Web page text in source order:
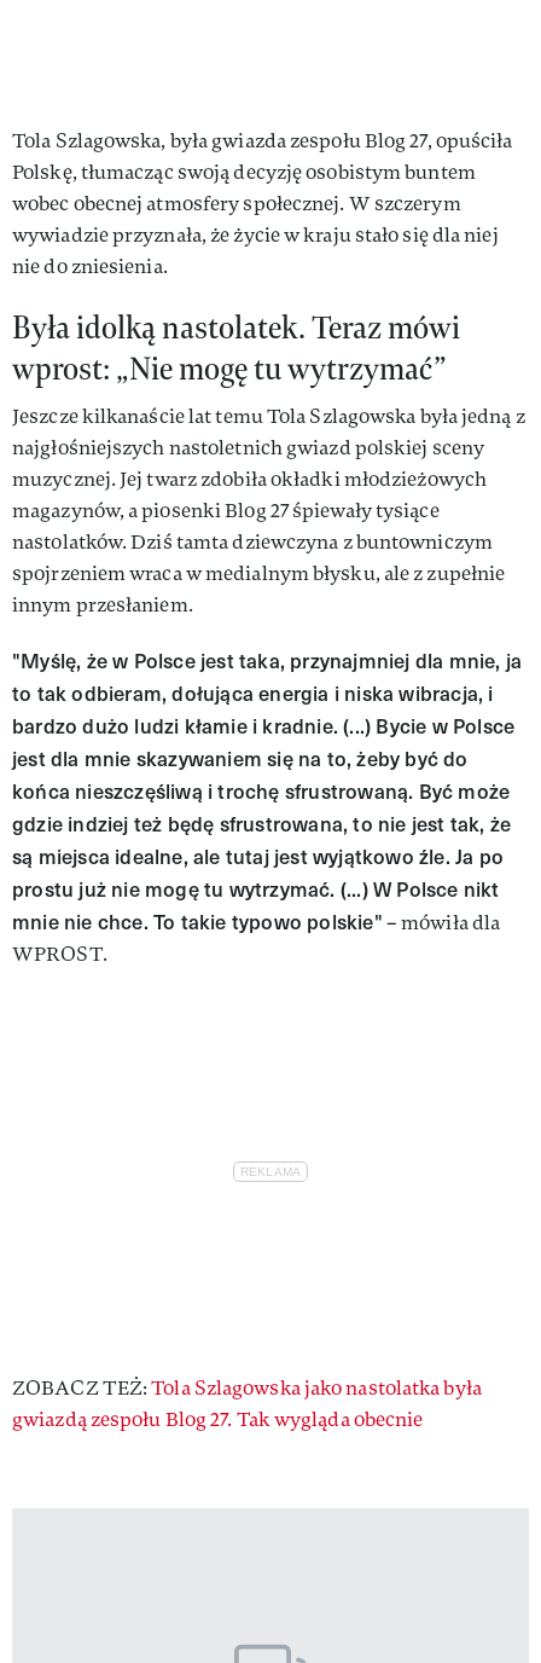
Tola Szlagowska, była gwiazda zespołu Blog 27, opuściła
Polskę, tłumacząc swoją decyzję osobistym buntem
wobec obecnej atmosfery społecznej. W szczerym
wywiadzie przyznała, że życie w kraju stało się dla niej
nie do zniesienia.
Była idolką nastolatek. Teraz mówi
wprost: „Nie mogę tu wytrzymać”
Jeszcze kilkanaście lat temu Tola Szlagowska była jedną z
najgłośniejszych nastoletnich gwiazd polskiej sceny
muzycznej. Jej twarz zdobiła okładki młodzieżowych
magazynów, a piosenki Blog 27 śpiewały tysiące
nastolatków. Dziś tamta dziewczyna z buntowniczym
spojrzeniem wraca w medialnym błysku, ale z zupełnie
innym przesłaniem.
"Myślę, że w Polsce jest taka, przynajmniej dla mnie, ja
to tak odbieram, dołująca energia i niska wibracja, i
bardzo dużo ludzi kłamie i kradnie. (...) Bycie w Polsce
jest dla mnie skazywaniem się na to, żeby być do
końca nieszczęśliwą i trochę sfrustrowaną. Być może
gdzie indziej też będę sfrustrowana, to nie jest tak, że
są miejsca idealne, ale tutaj jest wyjątkowo źle. Ja po
prostu już nie mogę tu wytrzymać. (...) W Polsce nikt
mnie nie chce. To takie typowo polskie"– mówiła dla
WPROST.
ZOBACZ TEŻ:Tola Szlagowska jako nastolatka była
gwiazdą zespołu Blog 27. Tak wygląda obecnie